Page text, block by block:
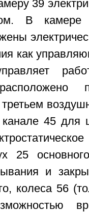
39
В камере
как
45 для
25
и
колеса 56